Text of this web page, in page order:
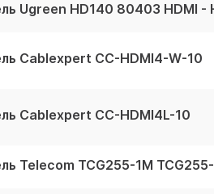
Ugreen HD140 80403 HDMI -
Cablexpert CC-HDMI4-W-10
Cablexpert CC-HDMI4L-10
Telecom TCG255-1M